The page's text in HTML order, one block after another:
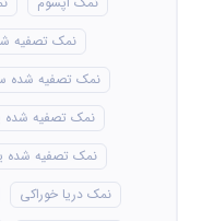
نمک تصفیه
نمک تصفیه شده
نمک تصفیه شده
نمک تصفیه شده
نمک دریا خوراکی